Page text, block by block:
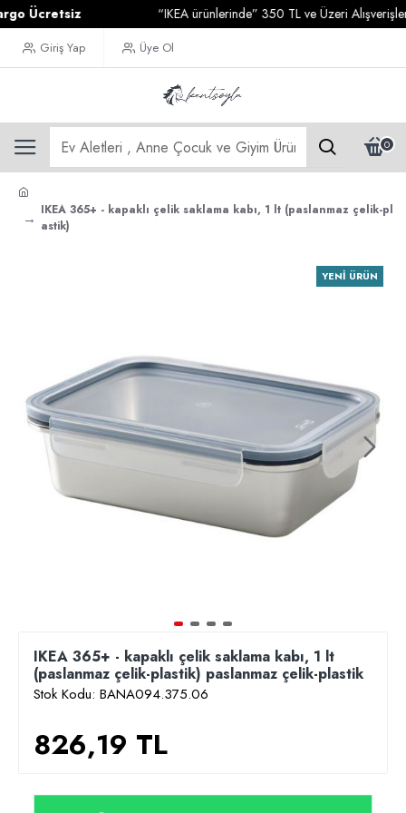
“IKEA ürünlerinde” 350 TL ve Üzeri
Giriş Yap Üye Ol
0
IKEA 365+ - kapaklı çelik saklama kabı, 1 lt (paslanmaz çelik-pl
astik)
YENI ÜRÜN
IKEA 365+ - kapaklı çelik saklama kabı, 1 lt
(paslanmaz çelik-plastik) paslanmaz çelik-plastik
Stok Kodu: BANA094.375.06
826,19 TL